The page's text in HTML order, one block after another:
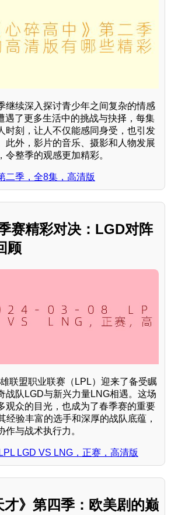
继续深入探讨青少年之间复杂的情感
遇了更多生活中的挑战与抉择，每集
时刻，让人不仅能感同身受，也引发
此外，影片的音乐、摄影和人物发展
令整季的观感更加精彩。
二季，全8集，高清版
赛精彩对决：LGD对阵
顾
联盟职业联赛（LPL）迎来了备受瞩
战队LGD与新兴力量LNG相遇。这场
观众的目光，也成为了春季赛的重要
经验丰富的选手和深厚的战队底蕴，
作与战术执行力。
LGD VS LNG，正赛，高清版
才》第四季：欧美剧的巅